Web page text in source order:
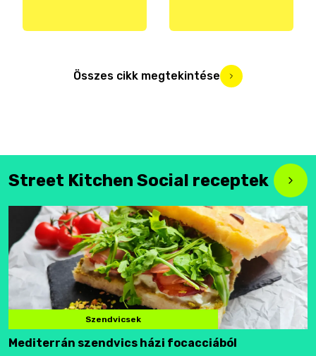
Összes cikk megtekintése
Street Kitchen Social receptek
Szendvicsek
Mediterrán szendvics házi focacciából